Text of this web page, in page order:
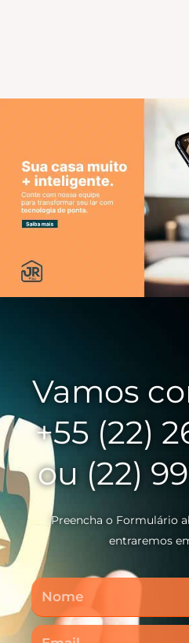
Vamos
+55 (22)
ou (22)
Preencha o Formulário
entraremos
Nome
Email